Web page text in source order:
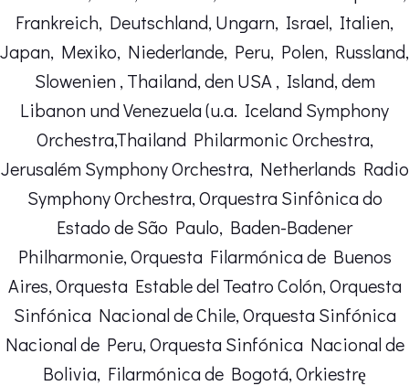
Frankreich, Deutschland, Ungarn, Israel, Italien,
Japan, Mexiko, Niederlande, Peru, Polen, Russland,
Slowenien , Thailand, den USA , Island, dem
Libanon und Venezuela (u.a. Iceland Symphony
Orchestra,Thailand Philarmonic Orchestra,
Jerusalém Symphony Orchestra, Netherlands Radio
Symphony Orchestra, Orquestra Sinfônica do
Estado de São Paulo, Baden-Badener
Philharmonie, Orquesta Filarmónica de Buenos
Aires, Orquesta Estable del Teatro Colón, Orquesta
Sinfónica Nacional de Chile, Orquesta Sinfónica
Nacional de Peru, Orquesta Sinfónica Nacional de
Bolivia, Filarmónica de Bogotá, Orkiestrę